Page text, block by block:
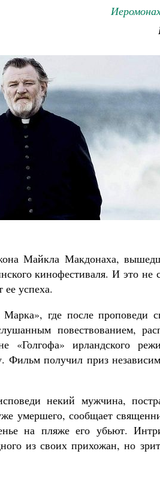
Майкла Макдонаха,
кинофестиваля. И это не
ее успеха.
где после проповеди
повествованием,
«Голгофа» ирландского
получил приз
некий мужчина,
умершего, сообщает
на пляже его убьют.
из своих прихожан, но
своё место в жизни
Кирилл Мурышев